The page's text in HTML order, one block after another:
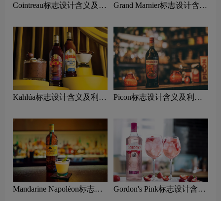
Cointreau标志设计含义及利
Grand Marnier标志设计含义
Kahlúa标志设计含义及利口
Picon标志设计含义及利口
Mandarine Napoléon标志设
Gordon's Pink标志设计含义